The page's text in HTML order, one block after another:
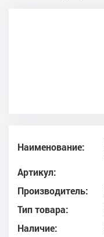
Наименование:
Артикул:
Производитель:
Тип товара:
Наличие: